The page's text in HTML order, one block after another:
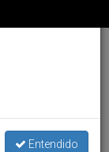
Entendido